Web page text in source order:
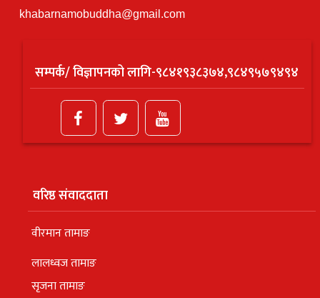
khabarnamobuddha@gmail.com
सम्पर्क/ विज्ञापनको लागि-९८४१९३८३७४,९८४९५७९४९४
वरिष्ठ संवाददाता
वीरमान तामाङ
लालध्वज तामाङ
सृजना तामाङ